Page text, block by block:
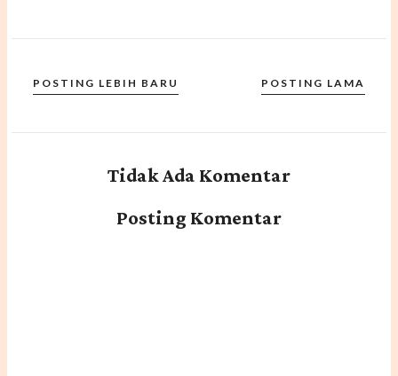
POSTING LEBIH BARU POSTING LAMA
Tidak Ada Komentar
Posting Komentar